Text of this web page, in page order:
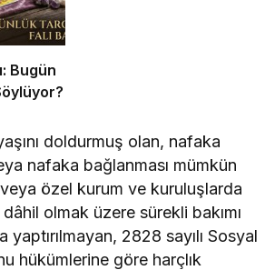
Bugün
doldurmuş olan, nafaka
nafaka bağlanması mümkün
özel kurum ve kuruluşlarda
olmak üzere sürekli bakımı
yaptırılmayan, 2828 sayılı Sosyal
hükümlerine göre harçlık